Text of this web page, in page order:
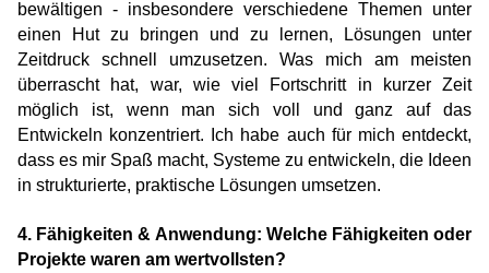
bewältigen - insbesondere verschiedene Themen unter
einen Hut zu bringen und zu lernen, Lösungen unter
Zeitdruck schnell umzusetzen. Was mich am meisten
überrascht hat, war, wie viel Fortschritt in kurzer Zeit
möglich ist, wenn man sich voll und ganz auf das
Entwickeln konzentriert. Ich habe auch für mich entdeckt,
dass es mir Spaß macht, Systeme zu entwickeln, die Ideen
in strukturierte, praktische Lösungen umsetzen.
4. Fähigkeiten & Anwendung: Welche Fähigkeiten oder
Projekte waren am wertvollsten?